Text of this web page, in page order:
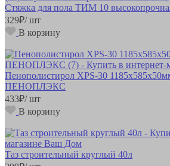
Стяжка для пола ТИМ 10
329₽/ шт
В корзину
Пенополистирол XPS-30
ПЕНОПЛЭКС
433₽/ шт
В корзину
Таз строительный круглый 40л